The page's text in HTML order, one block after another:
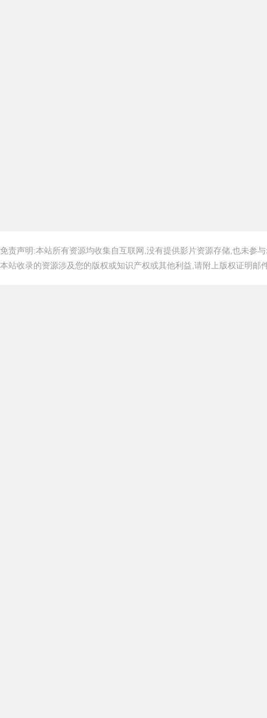
免责声明:本站所有资源均收集自互联网,没有提供影片资源存储,也未参
本站收录的资源涉及您的版权或知识产权或其他利益,请附上版权证明